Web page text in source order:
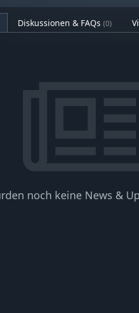
Diskussionen & FAQs (0)
noch keine News &